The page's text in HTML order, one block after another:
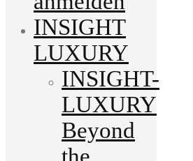
INSIGHT
LUXURY
INSIGHT-
LUXURY
Beyond
the